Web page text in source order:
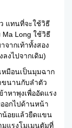
แทนที่จะใช้วิธี
Long ใช้วิธี
ากเท้าทั้งสอง
งไปจากเดิม)
หมือนเป็นมุมฉาก
ขนานกับลำตัว
หาพุงเพื่ออัดแรง
อกไปด้านหน้า
น้อยแล้วยืดแขน
แรงโมเมนตัมที่